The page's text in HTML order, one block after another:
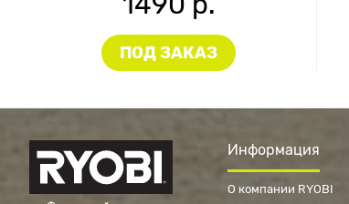
ПОД ЗАКАЗ
Информация
О компании RYOBI